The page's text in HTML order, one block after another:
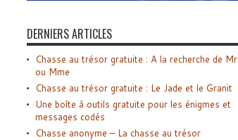
DERNIERS ARTICLES
Chasse au trésor gratuite : A la recherche de Mr
ou Mme
Chasse au trésor gratuite : Le Jade et le Granit
Une boîte à outils gratuite pour les énigmes et
messages codés
Chasse anonyme – La chasse au trésor